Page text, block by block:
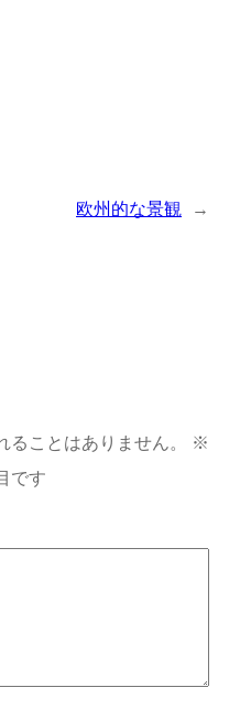
欧州的な景観 →
ることはありません。
※
です